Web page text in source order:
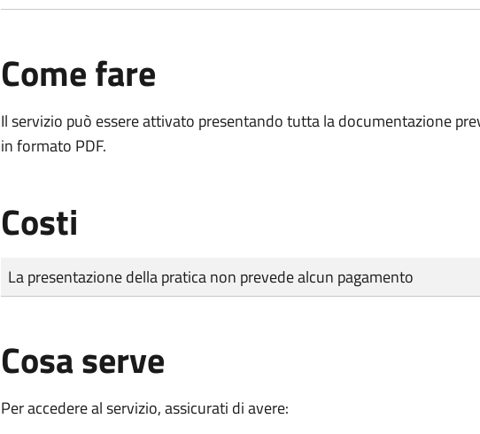
Come fare
Il servizio può essere attivato presentando tutta la documentazione
in formato PDF.
Costi
Tipo di pagamento
Importo
La presentazione della pratica non prevede alcun pagamento
Cosa serve
Per accedere al servizio, assicurati di avere: